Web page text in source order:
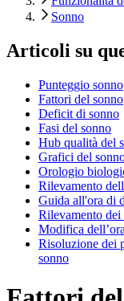
Sonno
Articoli su
Punteggio sonno
Fattori del sonno
Deficit di sonno
Fasi del sonno
Hub qualità del
Grafici del
Orologio
Rilevamento
Guida all'ora di
Rilevamento
Modifica
Risoluzione dei
sonno